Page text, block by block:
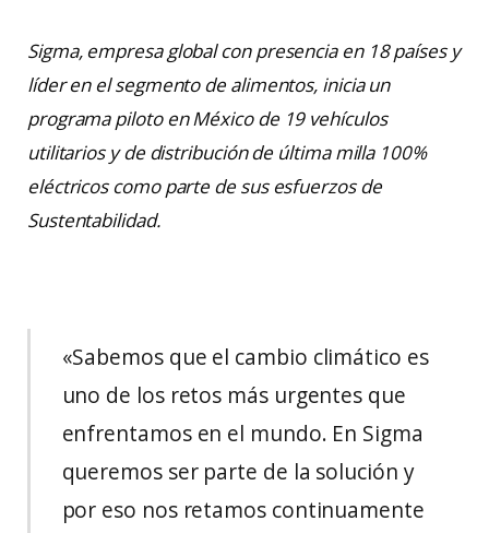
Sigma, empresa global con presencia en 18 países y
líder en el segmento de alimentos, inicia un
programa piloto en México de 19 vehículos
utilitarios y de distribución de última milla 100%
eléctricos como parte de sus esfuerzos de
Sustentabilidad.
«Sabemos que el cambio climático es
uno de los retos más urgentes que
enfrentamos en el mundo. En Sigma
queremos ser parte de la solución y
por eso nos retamos continuamente